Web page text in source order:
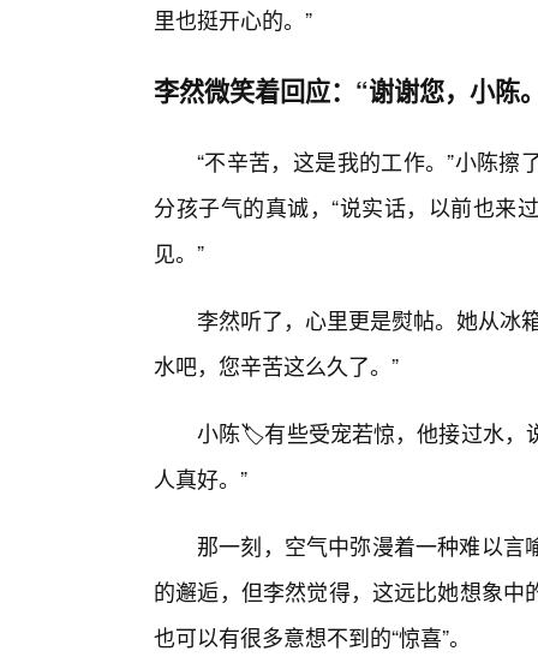
里也挺开心的。”
李然微笑着回应：“谢谢您，小陈
“不辛苦，这是我的工作。”小陈
分孩子气的真诚，“说实话，以前也来
见。”
李然听了，心里更是熨帖。她从冰
水吧，您辛苦这么久了。”
小陈🏷️有些受宠若惊，他接过水，
人真好。”
那一刻，空气中弥漫着一种难以
的邂逅，但李然觉得，这远比她想象
也可以有很多意想不到的“惊喜”。